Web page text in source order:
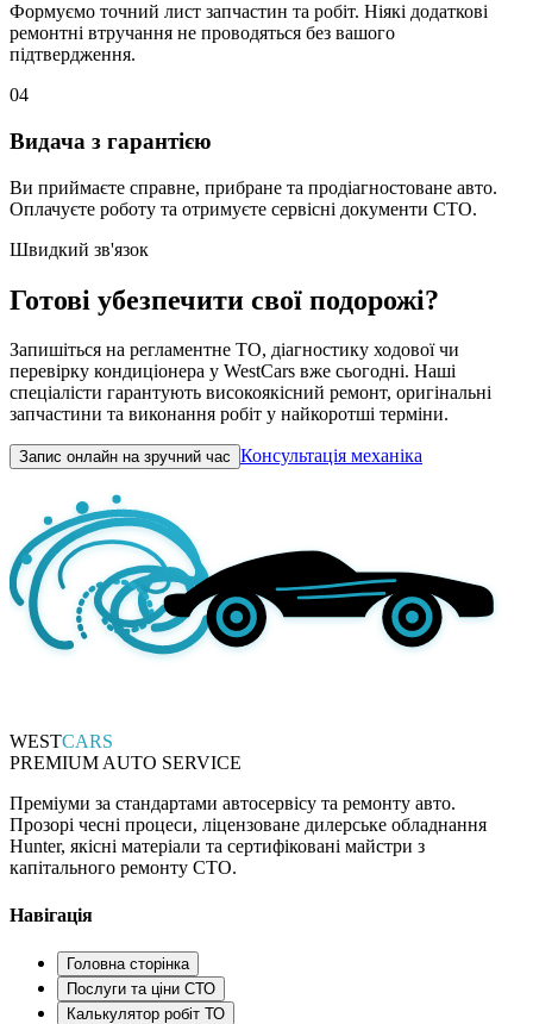
Формуємо точний лист запчастин та робіт. Ніякі додаткові
ремонтні втручання не проводяться без вашого
підтвердження.
04
Видача з гарантією
Ви приймаєте справне, прибране та продіагностоване авто.
Оплачуєте роботу та отримуєте сервісні документи СТО.
Швидкий зв'язок
Готові убезпечити свої подорожі?
Запишіться на регламентне ТО, діагностику ходової чи
перевірку кондиціонера у WestCars вже сьогодні. Наші
спеціалісти гарантують високоякісний ремонт, оригінальні
запчастини та виконання робіт у найкоротші терміни.
Запис онлайн на зручний час Консультація механіка
WESTCARS
PREMIUM AUTO SERVICE
Преміуми за стандартами автосервісу та ремонту авто.
Прозорі чесні процеси, ліцензоване дилерське обладнання
Hunter, якісні матеріали та сертифіковані майстри з
капітального ремонту СТО.
Навігація
Головна сторінка
Послуги та ціни СТО
Калькулятор робіт ТО